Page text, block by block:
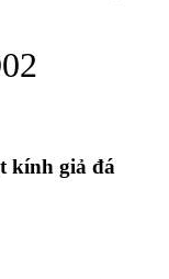
kính giả đá